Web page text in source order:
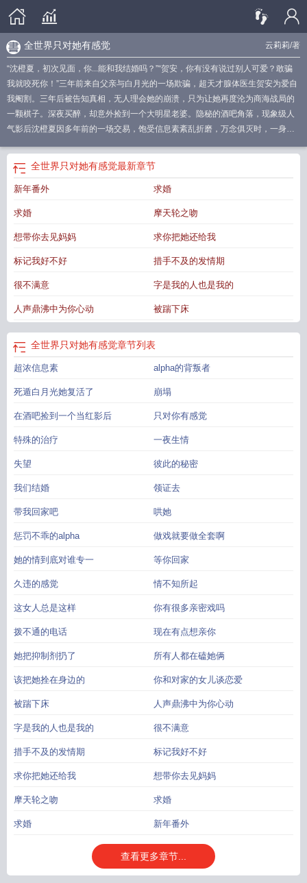
云莉莉/著
全世界只对她有感觉
“沈橙夏，初次见面，你...能和我结婚吗？”“贺安，你有没有说过别人可爱？敢骗
我就咬死你！”三年前来自父亲与白月光的一场欺骗，超天才腺体医生贺安为爱自
我阉割。三年后被告知真相，无人理会她的崩溃，只为让她再度沦为商海战局的
一颗棋子。深夜买醉，却意外捡到一个大明星老婆。隐秘的酒吧角落，现象级人
气影后沈橙夏因多年前的一场交易，饱受信息素紊乱折磨，万念俱灭时，一身酒
那么多次也是假的？为我流泪也是假的？贺安，今天你要走，就永远别回来！”过
往的真相渐渐浮出水面，上一代的恩怨情仇交错成网深不可测。“对不起...我只是
不想连累你...”“怎么？都离婚了小贺总还管我干什么？”看着沈橙夏流连于万花丛
alpha，骑在上方，勾住眼前人的下巴。“贺安，你再敢跑，我就杀了你。”“不跑
了...再也不跑了...”【高冷纯情反差小狗】??【钓系腹黑御姐大明星】
你有感觉歌词完整版
全世界只有你对我最好全世界只对你有感觉什么歌
只对你有感觉飞轮海
全世界只对你有感觉奇文 全世界我只对你有感觉歌词
界对你只有感觉全世界只对她有感觉橙一水 世界上只对你有感觉
有感觉吴宣仪全世界只对你有感觉是什么歌全世界只对你有感觉英文全世界只
对你有感觉吉他谱全世界只对你有感觉林俊杰
觉 歌词全世界只对你好全世界都可以对她不好全世界只有我对你最真心全世
界都在对我全世界只对你温柔以待 全世界对你温柔全世界只对你有感觉伴
全世界就对你有感觉
全世界只对她有感觉最新章节
新年番外 求婚
求婚 摩天轮之吻
想带你去见妈妈 求你把她还给我
标记我好不好 措手不及的发情期
很不满意 字是我的人也是我的
人声鼎沸中为你心动 被踹下床
全世界只对她有感觉章节列表
超浓信息素 alpha的背叛者
死遁白月光她复活了 崩塌
在酒吧捡到一个当红影后 只对你有感觉
特殊的治疗 一夜生情
失望 彼此的秘密
我们结婚 领证去
带我回家吧 哄她
惩罚不乖的alpha 做戏就要做全套啊
她的情到底对谁专一 等你回家
久违的感觉 情不知所起
这女人总是这样 你有很多亲密戏吗
拨不通的电话 现在有点想亲你
她把抑制剂扔了 所有人都在磕她俩
该把她拴在身边的 你和对家的女儿谈恋爱
被踹下床 人声鼎沸中为你心动
字是我的人也是我的 很不满意
措手不及的发情期 标记我好不好
求你把她还给我 想带你去见妈妈
摩天轮之吻 求婚
求婚 新年番外
查看更多章节...